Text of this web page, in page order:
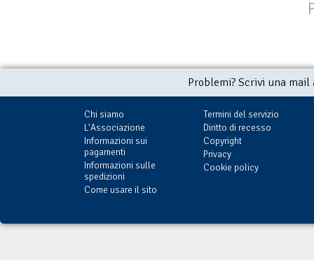
Problemi? Scrivi una
Chi siamo
L'Associazione
Informazioni sui
pagamenti
Informazioni sulle
spedizioni
Come usare il sito
Termini del servizio
Diritto di recesso
Copyright
Privacy
Cookie policy